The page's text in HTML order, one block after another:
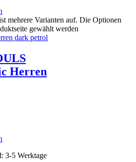
mehrere Varianten auf. Die Optionen
gewählt werden
Herren
3-5 Werktage